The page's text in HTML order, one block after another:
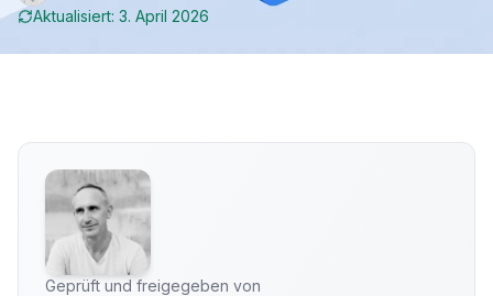
Aktualisiert: 3. April 2026
Geprüft und freigegeben von